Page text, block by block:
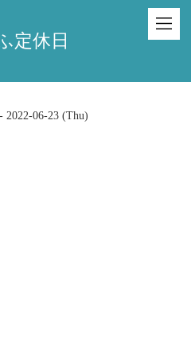
定休日
2022-06-23 (Thu)